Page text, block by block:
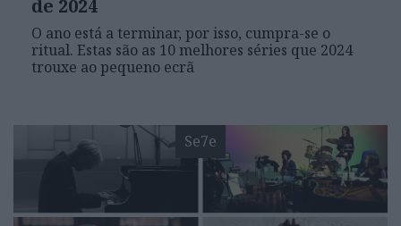
de 2024
O ano está a terminar, por isso, cumpra-se o
ritual. Estas são as 10 melhores séries que 2024
trouxe ao pequeno ecrã
Se7e